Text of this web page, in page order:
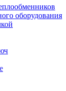
оборудования